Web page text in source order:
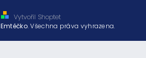
Vytvořil Shoptet
Emtéčko. Všechna práva vyhrazena.